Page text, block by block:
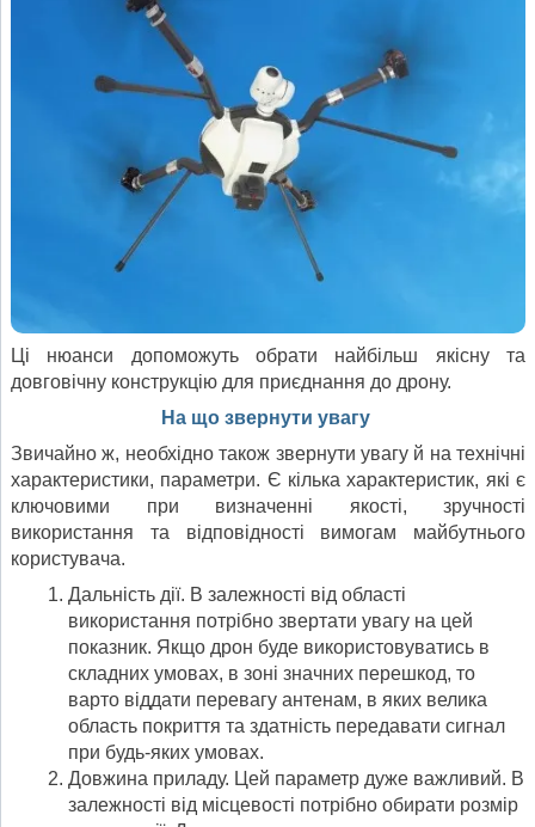
Ці нюанси допоможуть обрати найбільш якісну та
довговічну конструкцію для приєднання до дрону.
На що звернути увагу
Звичайно ж, необхідно також звернути увагу й на технічні
характеристики, параметри. Є кілька характеристик, які є
ключовими при визначенні якості, зручності
використання та відповідності вимогам майбутнього
користувача.
Дальність дії. В залежності від області
використання потрібно звертати увагу на цей
показник. Якщо дрон буде використовуватись в
складних умовах, в зоні значних перешкод, то
варто віддати перевагу антенам, в яких велика
область покриття та здатність передавати сигнал
при будь-яких умовах.
Довжина приладу. Цей параметр дуже важливий. В
залежності від місцевості потрібно обирати розмір